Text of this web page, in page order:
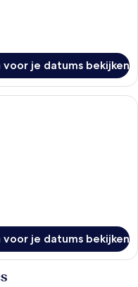
voor je datums bekijken
slaapkamer met een
voor je datums bekijken